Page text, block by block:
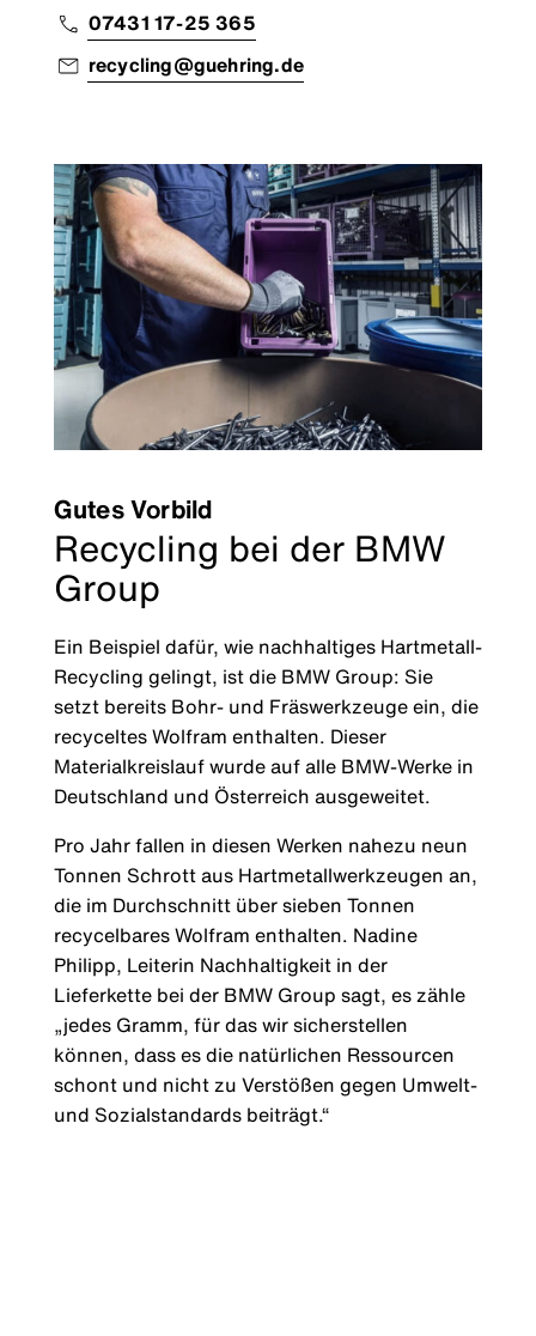
07431 17-25 365
recycling@guehring.de
Gutes Vorbild
Recycling bei der BMW
Group
Ein Beispiel dafür, wie nachhaltiges Hartmetall-
Recycling gelingt, ist die BMW Group: Sie
setzt bereits Bohr- und Fräswerkzeuge ein, die
recyceltes Wolfram enthalten. Dieser
Materialkreislauf wurde auf alle BMW-Werke in
Deutschland und Österreich ausgeweitet.
Pro Jahr fallen in diesen Werken nahezu neun
Tonnen Schrott aus Hartmetallwerkzeugen an,
die im Durchschnitt über sieben Tonnen
recycelbares Wolfram enthalten. Nadine
Philipp, Leiterin Nachhaltigkeit in der
Lieferkette bei der BMW Group sagt, es zähle
„jedes Gramm, für das wir sicherstellen
können, dass es die natürlichen Ressourcen
schont und nicht zu Verstößen gegen Umwelt-
und Sozialstandards beiträgt.“